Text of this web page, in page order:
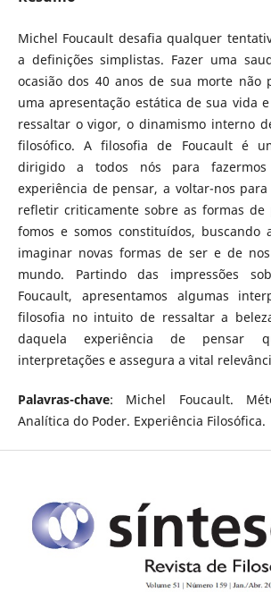
Michel Foucault desafia qualquer
a definições simplistas. Fazer uma
ocasião dos 40 anos de sua morte não
uma apresentação estática de sua vida
ressaltar o vigor, o dinamismo interno
filosófico. A filosofia de Foucault é
dirigido a todos nós para fazermos
experiência de pensar, a voltar-nos
refletir criticamente sobre as formas de
fomos e somos constituídos, buscando
imaginar novas formas de ser e de
mundo. Partindo das impressões
Foucault, apresentamos algumas
filosofia no intuito de ressaltar a
daquela experiência de pensar
interpretações e assegura a vital
Palavras-chave: Michel Foucault.
Analítica do Poder. Experiência Filosófica.